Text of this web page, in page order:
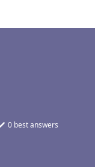
0 best answers